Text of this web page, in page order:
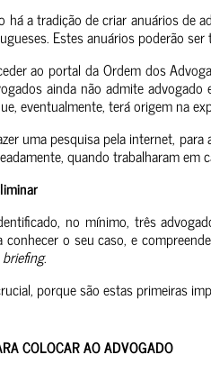
há a tradição de criar anuários de
Estes anuários poderão
ao portal da Ordem dos
ainda não admite advogado
eventualmente, terá origem na
uma pesquisa pela internet,
quando trabalharam em
no mínimo, três
conhecer o seu caso, e
briefing.
porque são estas primeiras
COLOCAR AO ADVOGADO